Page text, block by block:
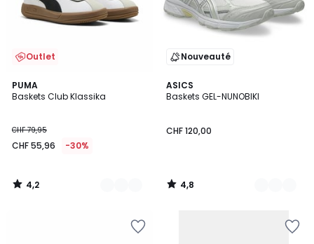
Outlet
PUMA
Baskets Club Klassika
CHF 79,95
CHF 55,96 -30%
4,2
/ 5
3
Couleurs
4,2
/
Nouveauté
ASICS
Baskets GEL-NUNOBIKI
CHF 120,00
4,8
/ 5
3
Couleurs
4,8
/